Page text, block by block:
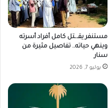
مستنفر يقـ.ـتل كامل أفراد أسرته
وينهي حياته.. تفاصيل مثيرة من
سنار
يوليو 7, 2026